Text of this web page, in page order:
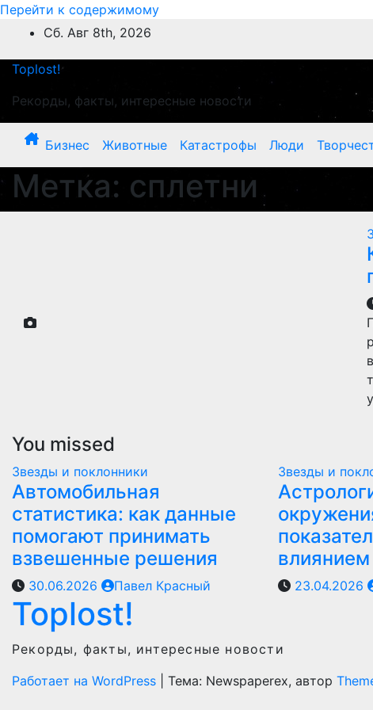
Перейти к содержимому
Сб. Авг 8th, 2026
Toplost!
Рекорды, факты, интересные новости
Бизнес Животные Катастрофы Люди
Метка: сплетни
You missed
Звезды и поклонники
Автомобильная
статистика: как данные
помогают принимать
взвешенные решения
30.06.2026 Павел Красный
Звезды и
23.04.2026
Toplost!
Рекорды, факты, интересные новости
Работает на WordPress
Тема: Newspaperex, автор